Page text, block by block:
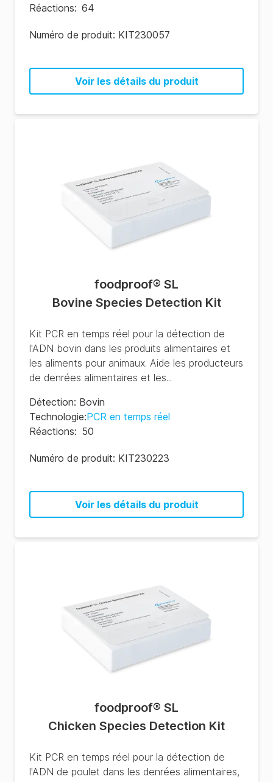
Réactions: 64
Numéro de produit: KIT230057
Voir les détails du produit
foodproof® SL
Bovine Species Detection Kit
Kit PCR en temps réel pour la détection de
l'ADN bovin dans les produits alimentaires et
les aliments pour animaux. Aide les producteurs
de denrées alimentaires et les...
Détection: Bovin
Technologie:PCR en temps réel
Réactions: 50
Numéro de produit: KIT230223
Voir les détails du produit
foodproof® SL
Chicken Species Detection Kit
Kit PCR en temps réel pour la détection de
l'ADN de poulet dans les denrées alimentaires,